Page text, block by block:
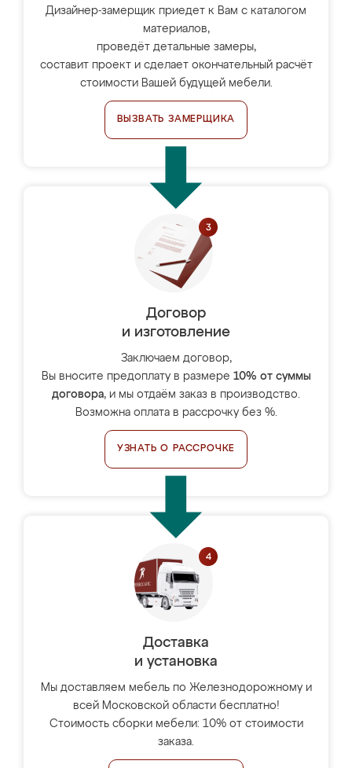
Дизайнер-замерщик приедет к Вам с каталогом
материалов,
проведёт детальные замеры,
составит проект и сделает окончательный расчёт
стоимости Вашей будущей мебели.
ВЫЗВАТЬ ЗАМЕРЩИКА
Договор
и изготовление
Заключаем договор,
Вы вносите предоплату в размере 10% от суммы
договора, и мы отдаём заказ в производство.
Возможна оплата в рассрочку без %.
УЗНАТЬ О РАССРОЧКЕ
Доставка
и установка
Мы доставляем мебель по Железнодорожному и
всей Московской области бесплатно!
Стоимость сборки мебели: 10% от стоимости
заказа.